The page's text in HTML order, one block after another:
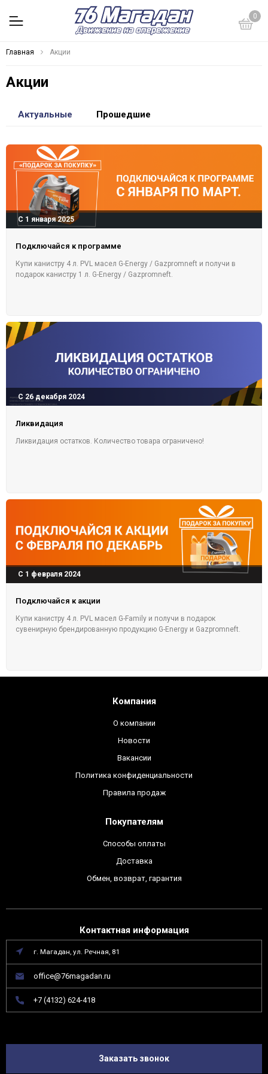
0
Главная Акции
Акции
Актуальные Прошедшие
С 1 января 2025
Подключайся к программе
Купи канистру 4 л. PVL масел G-Energy / Gazpromneft и получи в
подарок канистру 1 л. G-Energy / Gazpromneft.
С 26 декабря 2024
Ликвидация
Ликвидация остатков. Количество товара ограничено!
С 1 февраля 2024
Подключайся к акции
Купи канистру 4 л. PVL масел G-Family и получи в подарок
сувенирную брендированную продукцию G-Energy и Gazpromneft.
Компания
О компании
Новости
Вакансии
Политика конфиденциальности
Правила продаж
Покупателям
Способы оплаты
Доставка
Обмен, возврат, гарантия
Контактная информация
г. Магадан, ул. Речная, 81
office@76magadan.ru
+7 (4132) 624-418
Заказать звонок